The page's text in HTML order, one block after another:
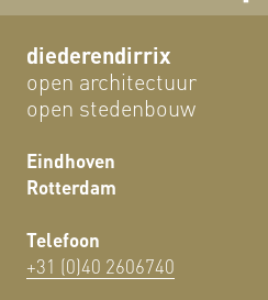
diederendirrix
open architectuur
open stedenbouw
Eindhoven
Rotterdam
Telefoon
+31 (0)40 2606740